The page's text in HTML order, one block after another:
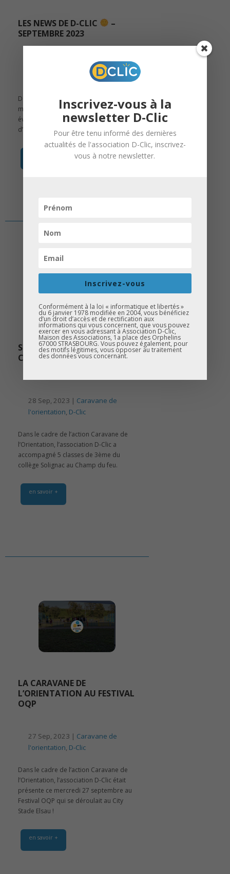
LES NEWS DE D-CLIC
–
SEPTEMBRE 2023
Découvrez les actualités marquantes du
mois de septembre ainsi que les
événements prévus pour le mois
d’octobre !
SORTIE ORIENTATION AU
CHAMP DU FEU !
28 Sep, 2023 | Caravane de
l'orientation, D-Clic
Dans le cadre de l’action Caravane de
l’Orientation, l’association D-Clic a
accompagné 5 classes de 3ème du
collège Solignac au Champ du feu.
en savoir +
LA CARAVANE DE
L’ORIENTATION AU FESTIVAL
OQP
27 Sep, 2023 | Caravane de
l'orientation, D-Clic
Dans le cadre de l’action Caravane de
l’Orientation, l’association D-Clic était
présente ce mercredi 27 septembre au
Festival OQP qui se déroulait au City
Stade Elsau !
en savoir +
Inscrivez-vous à la
newsletter D-Clic
Pour être tenu informé des dernières
actualités de l'association D-Clic, inscrivez-
vous à notre newsletter.
Inscrivez-vous
Conformément à la loi « informatique et libertés »
du 6 janvier 1978 modifiée en 2004, vous bénéficiez
d’un droit d’accès et de rectification aux
informations qui vous concernent, que vous pouvez
exercer en vous adressant à Association D-Clic,
Maison des Associations, 1a place des Orphelins
67000 STRASBOURG. Vous pouvez également, pour
des motifs légitimes, vous opposer au traitement
des données vous concernant.